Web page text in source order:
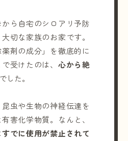
ら自宅のシロアリ予防
切な家族のお家です。
剤の成分」を徹底的に
受けたのは、 心から絶
でした。
虫や生物の神経伝達を
害化学物質。なんと、
すでに使用が禁止されて